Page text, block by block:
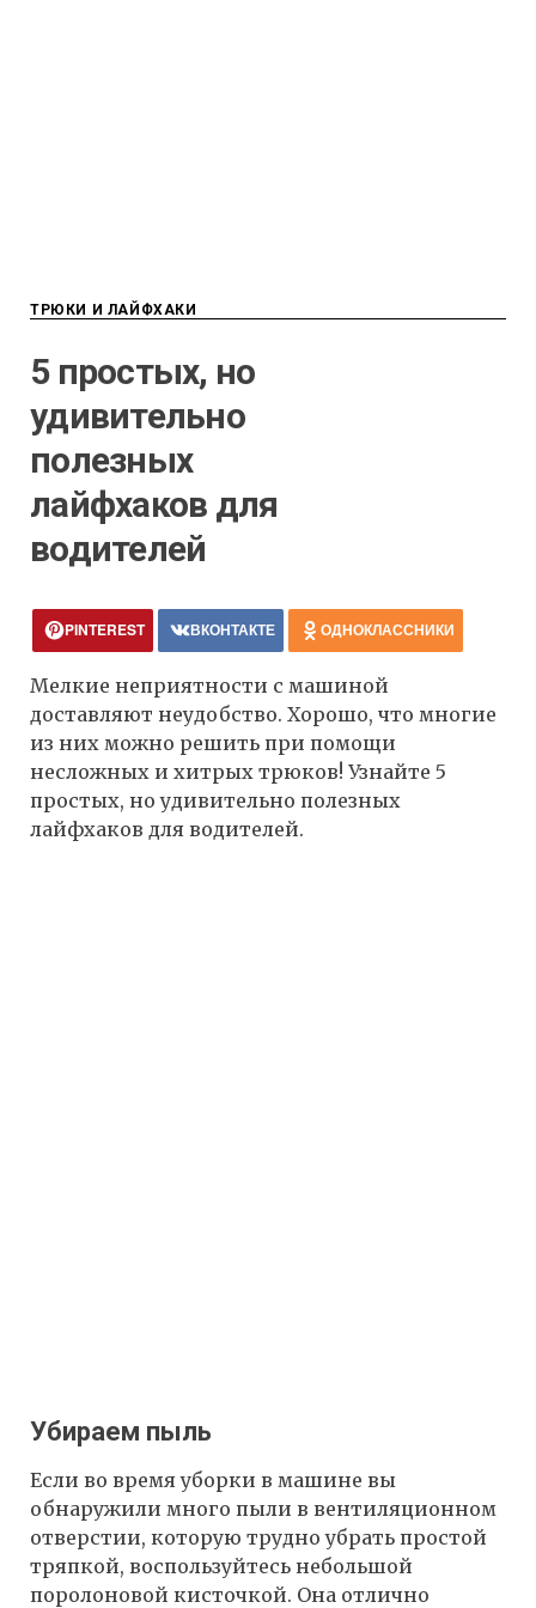
ТРЮКИ И ЛАЙФХАКИ
5 простых, но
удивительно
полезных
лайфхаков для
водителей
PINTEREST ВКОНТАКТЕ ОДНОКЛАССНИКИ
Мелкие неприятности с машиной
доставляют неудобство. Хорошо, что многие
из них можно решить при помощи
несложных и хитрых трюков! Узнайте 5
простых, но удивительно полезных
лайфхаков для водителей.
Убираем пыль
Если во время уборки в машине вы
обнаружили много пыли в вентиляционном
отверстии, которую трудно убрать простой
тряпкой, воспользуйтесь небольшой
поролоновой кисточкой. Она отлично